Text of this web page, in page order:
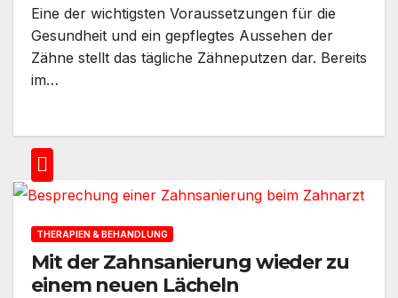
Eine der wichtigsten Voraussetzungen für die
Gesundheit und ein gepflegtes Aussehen der
Zähne stellt das tägliche Zähneputzen dar. Bereits
im…
THERAPIEN & BEHANDLUNG
Mit der Zahnsanierung wieder zu
einem neuen Lächeln